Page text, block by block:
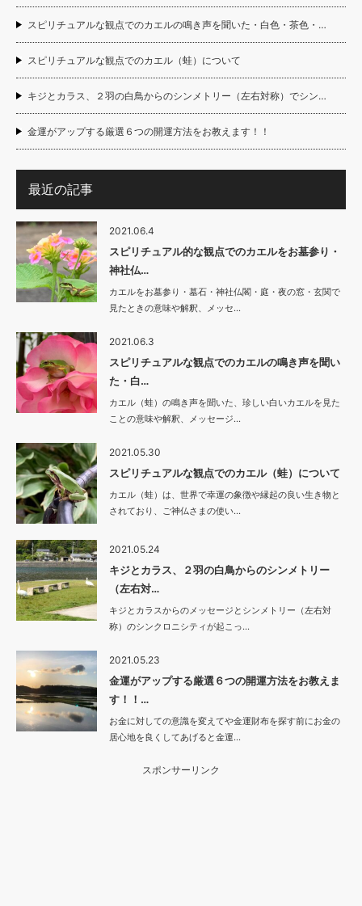
スピリチュアルな観点でのカエルの鳴き声を聞いた・白色・茶色・…
スピリチュアルな観点でのカエル（蛙）について
キジとカラス、２羽の白鳥からのシンメトリー（左右対称）でシン…
金運がアップする厳選６つの開運方法をお教えます！！
最近の記事
2021.06.4
スピリチュアル的な観点でのカエルをお墓参り・
神社仏…
カエルをお墓参り・墓石・神社仏閣・庭・夜の窓・玄関で
見たときの意味や解釈、メッセ…
2021.06.3
スピリチュアルな観点でのカエルの鳴き声を聞い
た・白…
カエル（蛙）の鳴き声を聞いた、珍しい白いカエルを見た
ことの意味や解釈、メッセージ…
2021.05.30
スピリチュアルな観点でのカエル（蛙）について
カエル（蛙）は、世界で幸運の象徴や縁起の良い生き物と
されており、ご神仏さまの使い…
2021.05.24
キジとカラス、２羽の白鳥からのシンメトリー
（左右対…
キジとカラスからのメッセージとシンメトリー（左右対
称）のシンクロニシティが起こっ…
2021.05.23
金運がアップする厳選６つの開運方法をお教えま
す！！…
お金に対しての意識を変えてや金運財布を探す前にお金の
居心地を良くしてあげると金運…
スポンサーリンク